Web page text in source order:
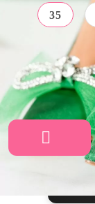
35
SZÍN
zöld
👠